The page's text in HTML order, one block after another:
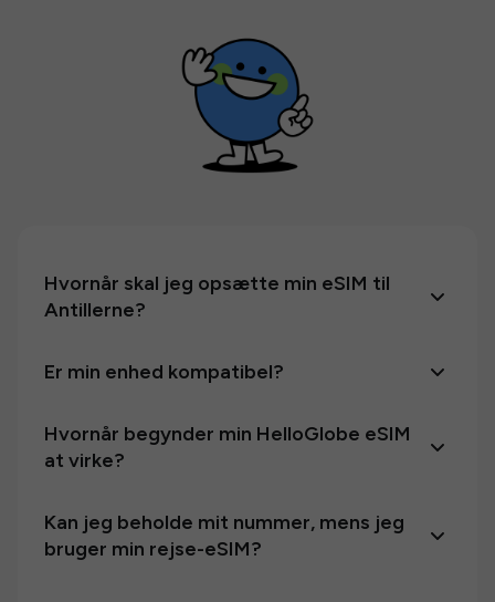
Hvornår skal jeg opsætte min eSIM til
Antillerne?
Er min enhed kompatibel?
Hvornår begynder min HelloGlobe eSIM
at virke?
Kan jeg beholde mit nummer, mens jeg
bruger min rejse-eSIM?